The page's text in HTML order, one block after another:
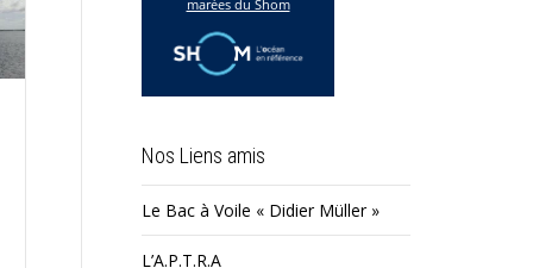
Nos Liens amis
Le Bac à Voile « Didier Müller »
L’A.P.T.R.A